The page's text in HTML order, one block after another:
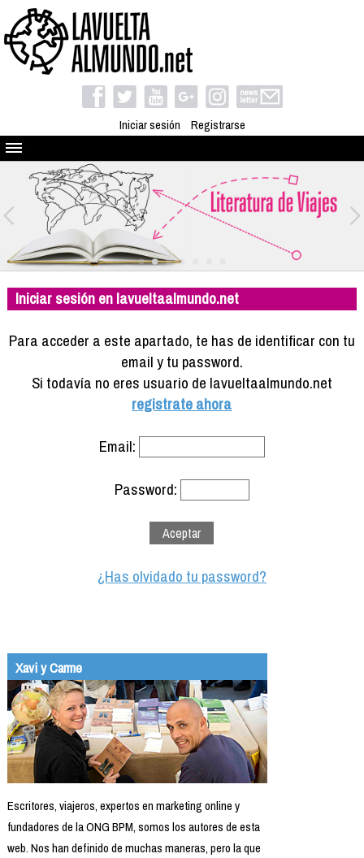
Iniciar sesión Registrarse
Quienes somos
El proyecto
Blog
Viaja con nosotros
Camino solidario
Libros
Compañeros de viaje
Info viajeros
Iniciar sesión en lavueltaalmundo.net
Para acceder a este apartado, te has de identificar con tu
email y tu password.
Si todavía no eres usuario de lavueltaalmundo.net
registrate ahora
Email:
Password:
¿Has olvidado tu password?
Xavi y Carme
Escritores, viajeros, expertos en marketing online y
fundadores de la ONG BPM, somos los autores de esta
web. Nos han definido de muchas maneras, pero la que